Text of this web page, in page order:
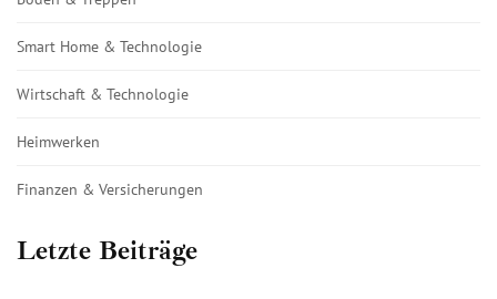
Smart Home & Technologie
Wirtschaft & Technologie
Heimwerken
Finanzen & Versicherungen
Letzte Beiträge